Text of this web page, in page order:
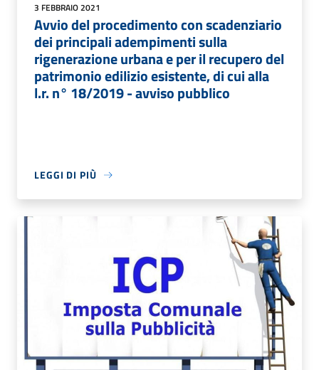
3 FEBBRAIO 2021
Avvio del procedimento con scadenziario
dei principali adempimenti sulla
rigenerazione urbana e per il recupero del
patrimonio edilizio esistente, di cui alla
l.r. n° 18/2019 - avviso pubblico
LEGGI DI PIÙ